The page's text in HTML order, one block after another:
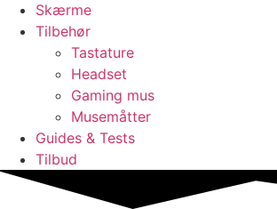
Skærme
Tilbehør
Tastature
Headset
Gaming mus
Musemåtter
Guides & Tests
Tilbud